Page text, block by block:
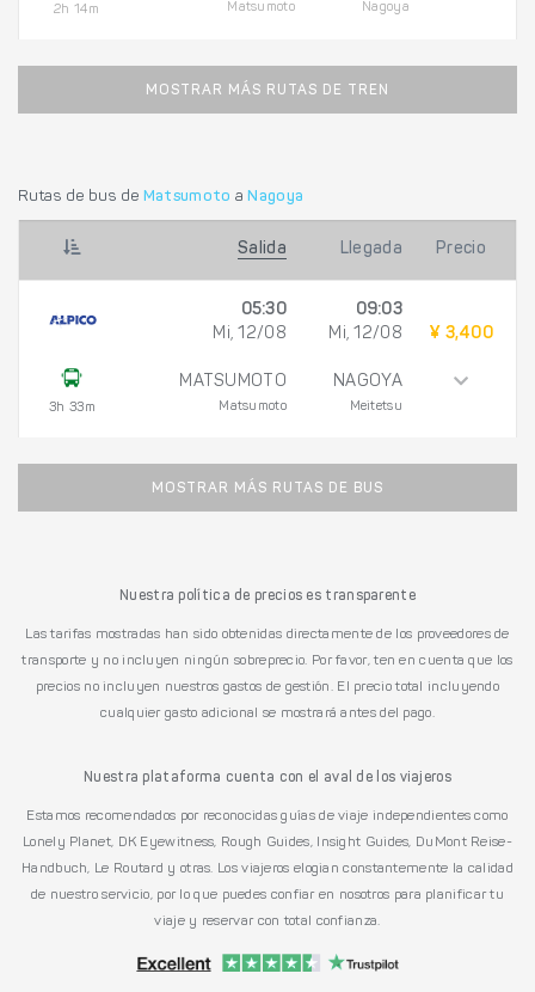
2h 14m Matsumoto Nagoya
MOSTRAR MÁS RUTAS DE TREN
Rutas de bus de Matsumoto a Nagoya
Salida Llegada Precio
3h 33m
05:30
Mi, 12/08
MATSUMOTO
Matsumoto
09:03
Mi, 12/08
NAGOYA
Meitetsu
¥ 3,400
MOSTRAR MÁS RUTAS DE BUS
Nuestra política de precios es transparente
Las tarifas mostradas han sido obtenidas directamente de los proveedores de
transporte y no incluyen ningún sobreprecio. Por favor, ten en cuenta que los
precios no incluyen nuestros gastos de gestión. El precio total incluyendo
cualquier gasto adicional se mostrará antes del pago.
Nuestra plataforma cuenta con el aval de los viajeros
Estamos recomendados por reconocidas guías de viaje independientes como
Lonely Planet, DK Eyewitness, Rough Guides, Insight Guides, DuMont Reise-
Handbuch, Le Routard y otras. Los viajeros elogian constantemente la calidad
de nuestro servicio, por lo que puedes confiar en nosotros para planificar tu
viaje y reservar con total confianza.